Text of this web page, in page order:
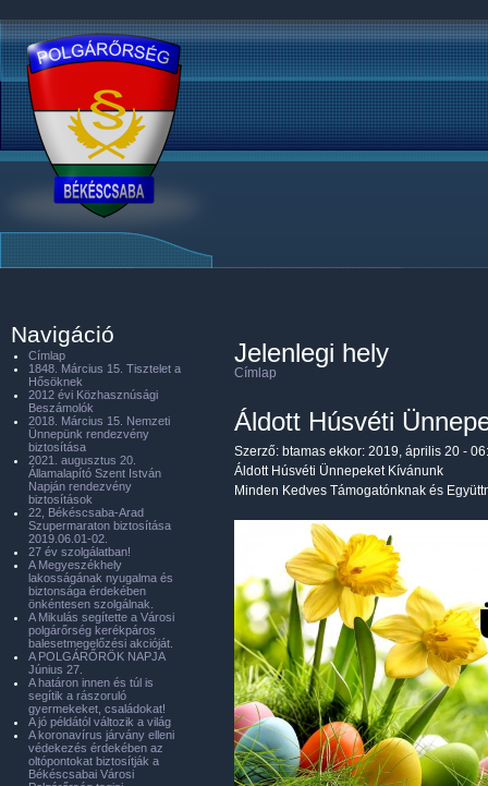
Jelenlegi hely
Címlap
Áldott Húsvéti
Szerző: btamas ekkor: 2019, április 20 -
Áldott Húsvéti Ünnepeket Kívánunk
Minden Kedves Támogatónknak és
Navigáció
Címlap
1848. Március 15. Tisztelet a
Hősöknek
2012 évi Közhasznúsági
Beszámolók
2018. Március 15. Nemzeti
Ünnepünk rendezvény
biztosítása
2021. augusztus 20.
Államalapító Szent István
Napján rendezvény
biztosítások
22, Békéscsaba-Arad
Szupermaraton biztosítása
2019.06.01-02.
27 év szolgálatban!
A Megyeszékhely
lakosságának nyugalma és
biztonsága érdekében
önkéntesen szolgálnak.
A Mikulás segítette a Városi
polgárőrség kerékpáros
balesetmegelőzési akcióját.
A POLGÁRŐRÖK NAPJA
Június 27.
A határon innen és túl is
segítik a rászoruló
gyermekeket, családokat!
A jó példától változik a világ
A koronavírus járvány elleni
védekezés érdekében az
oltópontokat biztosítják a
Békéscsabai Városi